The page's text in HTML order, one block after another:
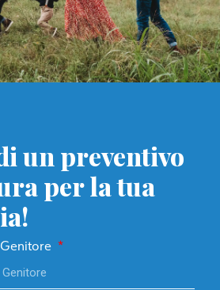
un preventivo
per la tua